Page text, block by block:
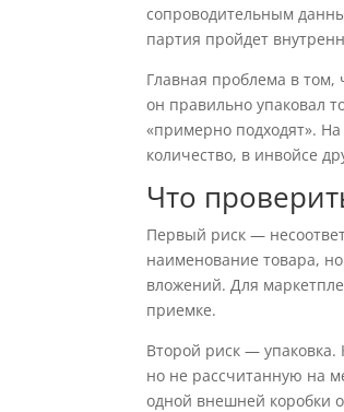
сопроводительным
партия пройдет
Главная проблема в том,
он правильно упаковал
«примерно подходят».
количество, в инвойсе
Что
Первый риск —
наименование товара,
вложений. Для
приемке.
Второй риск — упаковка.
но не рассчитанную на
одной внешней коробки